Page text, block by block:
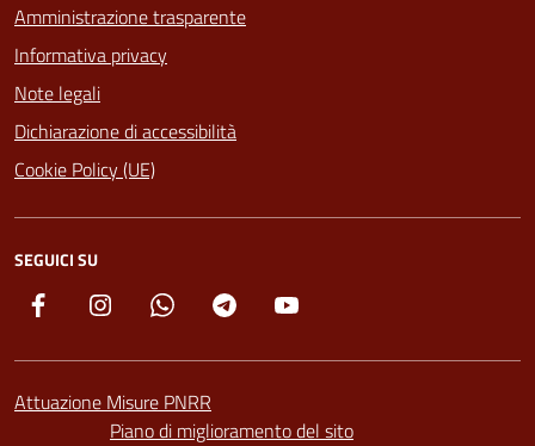
Amministrazione trasparente
Informativa privacy
Note legali
Dichiarazione di accessibilità
Cookie Policy (UE)
SEGUICI SU
Facebook Instagram Whatsapp Telegram
Attuazione Misure PNRR
Piano di miglioramento del sito